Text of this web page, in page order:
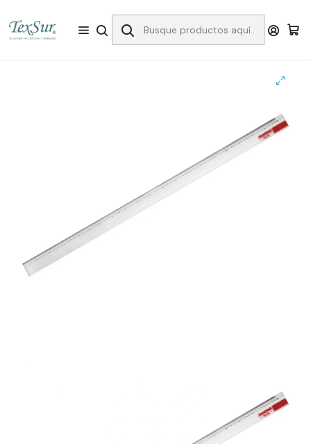
Accesorios
MISCELANEOS
Reglas y cintas métricas
Regla patronaje recta